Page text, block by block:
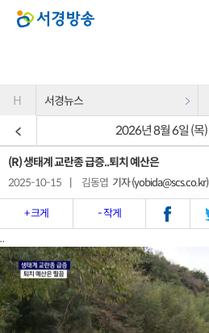
H 서경뉴스
2026년 8월 6일 (목)
(R) 생태계 교란종 급증..퇴치 예산은
2025-10-15 김동엽 기자 (yobida@scs.co.kr)
+ 크게 - 작게
..